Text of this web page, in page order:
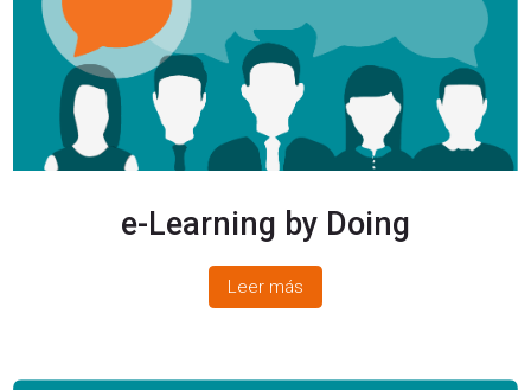
e-Learning by Doing
Leer más